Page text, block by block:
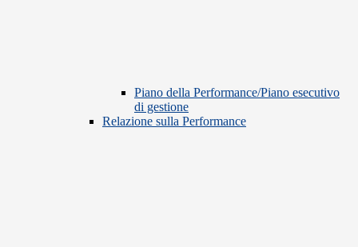
Piano della Performance/Piano esecutivo
di gestione
Relazione sulla Performance